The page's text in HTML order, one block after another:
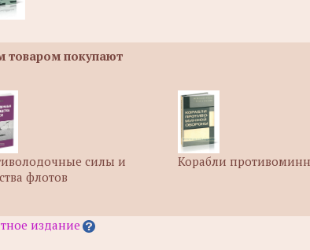
товаром покупают
силы и
флотов
Корабли
издание